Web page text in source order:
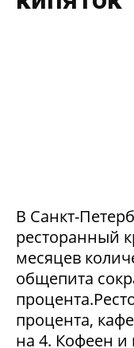
В Санкт-
ресторанный
месяцев
общепита
процента,
на 4. Кофеен и